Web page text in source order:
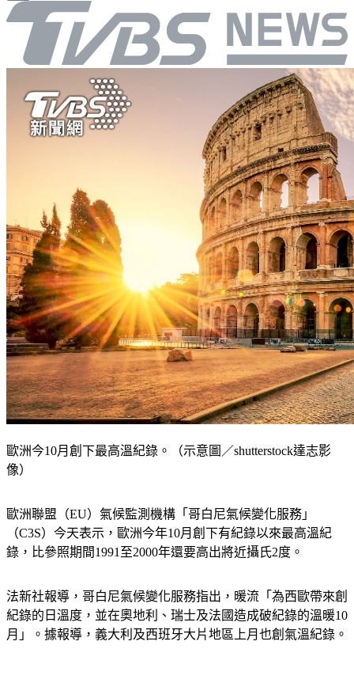
歐洲今10月創下最高溫紀錄。（示意圖／shutterstock達志影
歐洲聯盟（EU）氣候監測機構「哥白尼氣候變化服務」
（C3S）今天表示，歐洲今年10月創下有紀錄以來最高溫紀
法新社報導，哥白尼氣候變化服務指出，暖流「為西歐帶來創
紀錄的日溫度，並在奧地利、瑞士及法國造成破紀錄的溫暖10